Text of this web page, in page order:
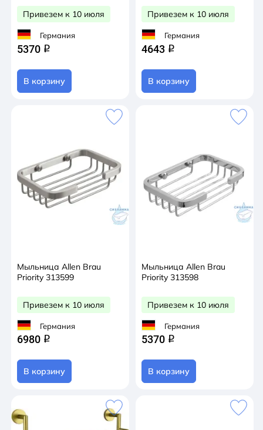
Привезем к 10 июля
Германия
5370 q
В корзину
Привезем к 10 июля
Германия
4643 q
В корзину
Мыльница Allen Brau
Priority 313599
Привезем к 10 июля
Германия
6980 q
В корзину
Мыльница Allen Brau
Priority 313598
Привезем к 10 июля
Германия
5370 q
В корзину